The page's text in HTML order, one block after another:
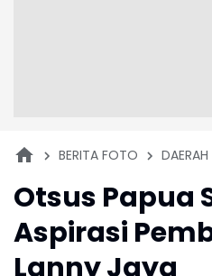
BERITA FOTO DAERAH
Otsus Papua
Aspirasi
Lanny Jaya